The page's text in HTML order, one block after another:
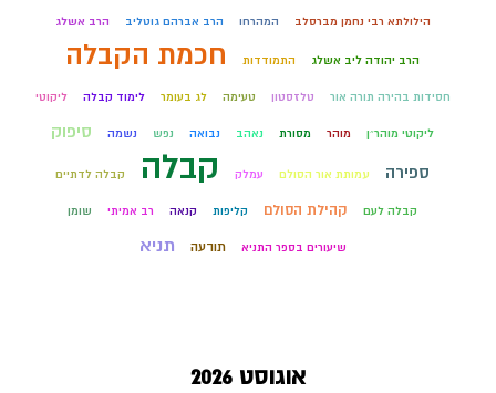
הילולתא רבי נחמן מברסלב המהרחו הרב אברהם גוטליב הרב אשלג
הרב יהודה ליב אשלג התמודדות חכמת הקבלה
חסידות בהירה תורה אור טלזסטון טעימה לג בעומר לימוד קבלה ליקוטי
ליקוטי מוהר״ן מוהר מסורת נאהב נבואה נפש נשמה
סיפוק
ספירה
עמותת אור הסולם עמלק קבלה קבלה לדתיים
קבלה לעם קהילת הסולם קליפות קנאה רב אמיתי שומן
שיעורים בספר התניא תודעה תניא
אוגוסט 2026